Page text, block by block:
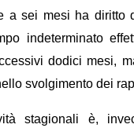
a sei mesi ha diritto
indeterminato
dodici mesi,
svolgimento dei
stagionali è,